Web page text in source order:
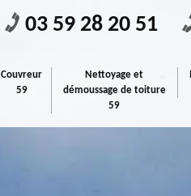
03 59 28 20 51
Couvreur
59
Nettoyage et
démoussage de toiture
59